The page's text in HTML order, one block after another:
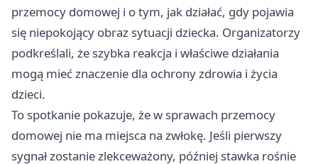
przemocy domowej i o tym, jak działać, gdy pojawia
się niepokojący obraz sytuacji dziecka. Organizatorzy
podkreślali, że szybka reakcja i właściwe działania
mogą mieć znaczenie dla ochrony zdrowia i życia
dzieci.
To spotkanie pokazuje, że w sprawach przemocy
domowej nie ma miejsca na zwłokę. Jeśli pierwszy
sygnał zostanie zlekceważony, później stawka rośnie